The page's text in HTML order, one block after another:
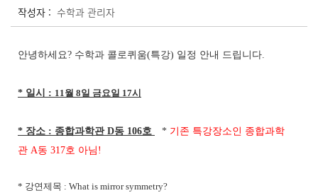
작성자 : 수학과 관리자
안녕하세요? 수학과 콜로퀴움(특강) 일정 안내 드립니다.
* 일시 : 11월 8일 금요일 17시
* 장소 : 종합과학관 D동 106호 * 기존 특강장소인 종합과학
관 A동 317호 아님!
* 강연제목 : What is mirror symmetry?